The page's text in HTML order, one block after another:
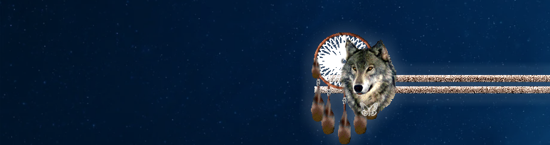
Перейти
содержимому